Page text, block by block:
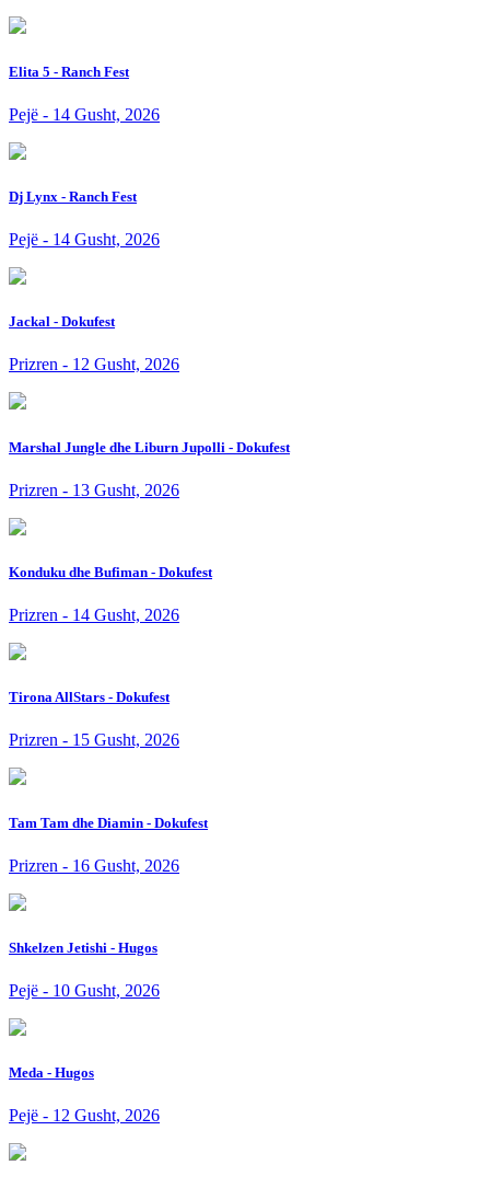
Elita 5 - Ranch Fest
Pejë - 14 Gusht, 2026
Dj Lynx - Ranch Fest
Pejë - 14 Gusht, 2026
Jackal - Dokufest
Prizren - 12 Gusht, 2026
Marshal Jungle dhe Liburn Jupolli - Dokufest
Prizren - 13 Gusht, 2026
Konduku dhe Bufiman - Dokufest
Prizren - 14 Gusht, 2026
Tirona AllStars - Dokufest
Prizren - 15 Gusht, 2026
Tam Tam dhe Diamin - Dokufest
Prizren - 16 Gusht, 2026
Shkelzen Jetishi - Hugos
Pejë - 10 Gusht, 2026
Meda - Hugos
Pejë - 12 Gusht, 2026